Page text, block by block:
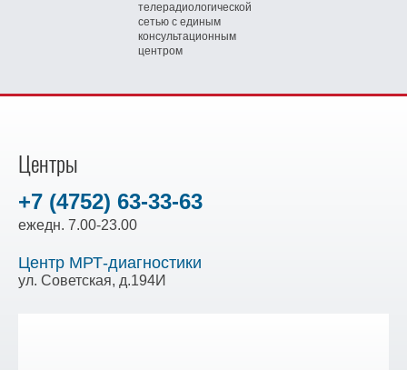
телерадиологической
сетью с единым
консультационным
центром
Центры
+7 (4752) 63-33-63
ежедн. 7.00-23.00
Центр МРТ-диагностики
ул. Советская, д.194И